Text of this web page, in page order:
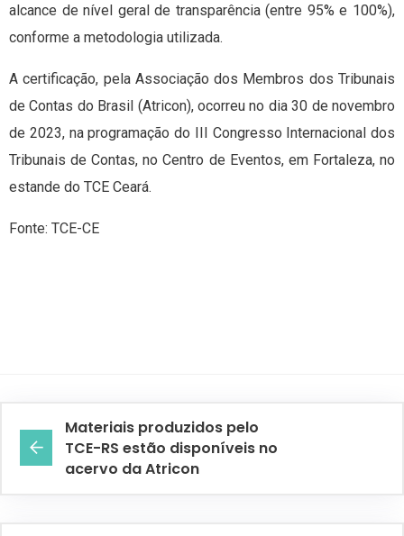
alcance de nível geral de transparência (entre 95% e 100%),
conforme a metodologia utilizada.
A certificação, pela Associação dos Membros dos Tribunais
de Contas do Brasil (Atricon), ocorreu no dia 30 de novembro
de 2023, na programação do III Congresso Internacional dos
Tribunais de Contas, no Centro de Eventos, em Fortaleza, no
estande do TCE Ceará.
Fonte: TCE-CE
Materiais produzidos pelo
TCE-RS estão disponíveis no
acervo da Atricon